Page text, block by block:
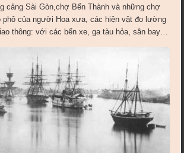
cảng Sài Gòn,chợ Bến Thành và những chợ
phô của người Hoa xưa, các hiện vật đo lường
thông: với các bến xe, ga tàu hỏa, sân bay…